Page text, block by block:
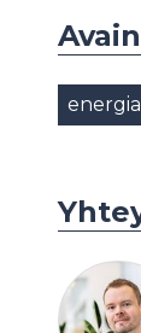
energia